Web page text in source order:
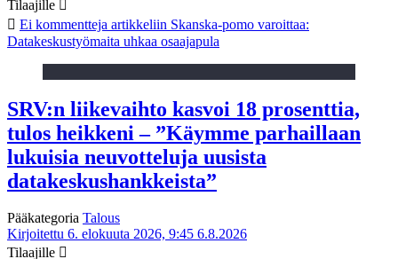
Tilaajille
Ei kommentteja artikkeliin Skanska-pomo varoittaa:
Datakeskustyömaita uhkaa osaajapula
SRV:n liikevaihto kasvoi 18 prosenttia,
tulos heikkeni – ”Käymme parhaillaan
lukuisia neuvotteluja uusista
datakeskushankkeista”
Pääkategoria Talous
Kirjoitettu 6. elokuuta 2026, 9:45 6.8.2026
Tilaajille